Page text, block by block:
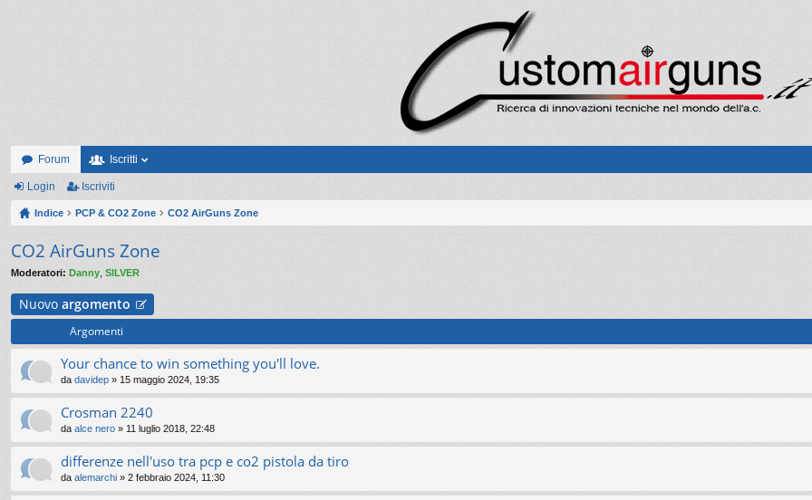
Forum Iscritti
Login Iscriviti
Indice PCP & CO2 Zone CO2 AirGuns Zone
CO2 AirGuns Zone
Moderatori: Danny SILVER
Nuovo argomento
Argomenti
Your chance to win something you'll love.
da davidep » 15 maggio 2024, 19:35
Crosman 2240
da alce nero » 11 luglio 2018, 22:48
differenze nell'uso tra pcp e co2 pistola da tiro
da alemarchi » 2 febbraio 2024, 11:30